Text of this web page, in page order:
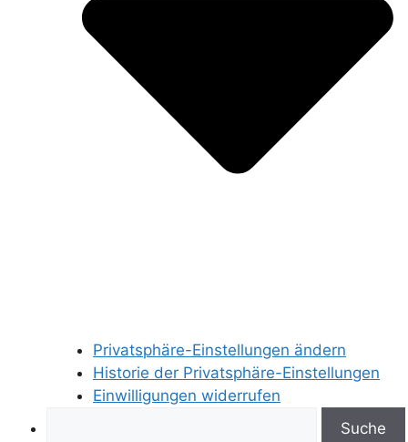
Privatsphäre-Einstellungen ändern
Historie der Privatsphäre-Einstellungen
Einwilligungen widerrufen